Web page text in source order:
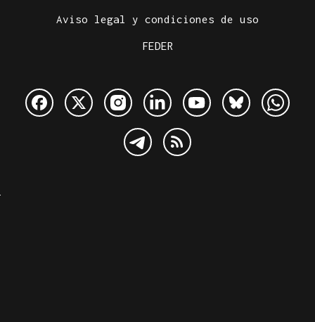
Aviso legal y condiciones de uso
FEDER